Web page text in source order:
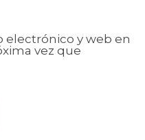
electrónico y web en
vez que